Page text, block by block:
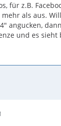
für z.B.
als aus.
angucken,
und es sieht